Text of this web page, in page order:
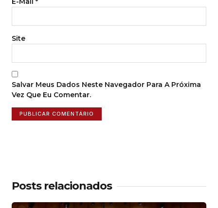
Site
Salvar Meus Dados Neste Navegador Para A Próxima
Vez Que Eu Comentar.
Posts relacionados